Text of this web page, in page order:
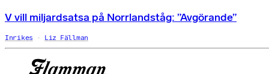
V vill miljardsatsa på Norrlandståg: ”Avgörande”
Inrikes Liz Fällman